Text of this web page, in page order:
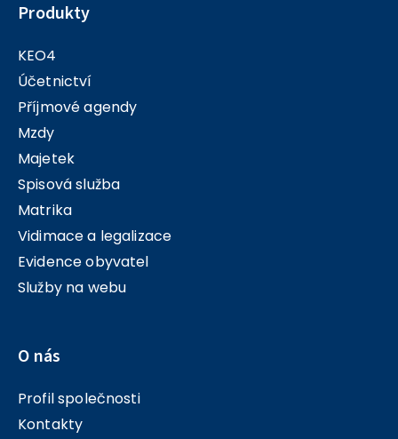
Produkty
KEO4
Účetnictví
Příjmové agendy
Mzdy
Majetek
Spisová služba
Matrika
Vidimace a legalizace
Evidence obyvatel
Služby na webu
O nás
Profil společnosti
Kontakty